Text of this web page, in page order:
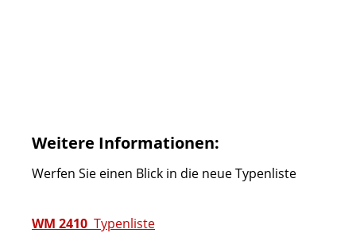
Weitere Informationen:
Werfen Sie einen Blick in die neue Typenliste
WM 2410 Typenliste